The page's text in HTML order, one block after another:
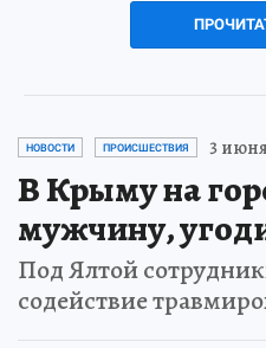
НОВОСТИ ПРОИСШЕСТВИЯ 3 июня
В Крыму на
мужчину,
Под Ялтой
содействие